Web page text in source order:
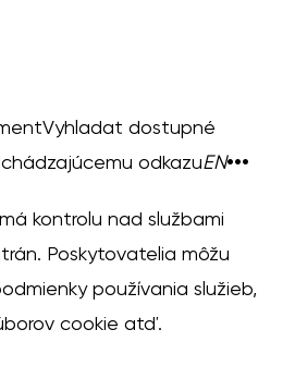
Vyhladat dostupné
odkazuEN•••
kontrolu nad službami
Poskytovatelia môžu
používania služieb,
cookie atď.